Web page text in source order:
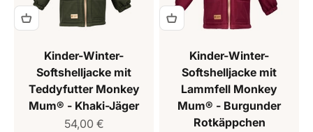
Kinder-Winter-
Softshelljacke mit
Teddyfutter Monkey
Mum® - Khaki-Jäger
Verkaufspreis
54,00 €
Kinder-Winter-
Softshelljacke mit
Lammfell Monkey
Mum® - Burgunder
Rotkäppchen